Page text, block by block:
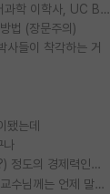
Korea University 수학, 컴퓨터과학 이학사, UC Berkeley 산업공학 대학원 공학박사가 되는 것은 쉽지 않겠죠?
법 (장문주의)
사들이 착각하는 거
됐는데
나
박사진학하기에 2억은 괜찮은 (?) 정도의 경제력인가요
타대학원 컨텍 준비중인데, 지도교수님께는 언제 말씀드려야 할까요?